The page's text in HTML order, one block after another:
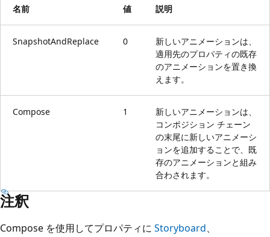
名前 値 説明
SnapshotAndReplace 0
新しいアニメーションは、
適用先のプロパティの既存
のアニメーションを置き換
えます。
Compose 1
新しいアニメーションは、
コンポジション チェーン
の末尾に新しいアニメーシ
ョンを追加することで、既
存のアニメーションと組み
合わされます。
注釈
Compose を使用してプロパティに Storyboard、